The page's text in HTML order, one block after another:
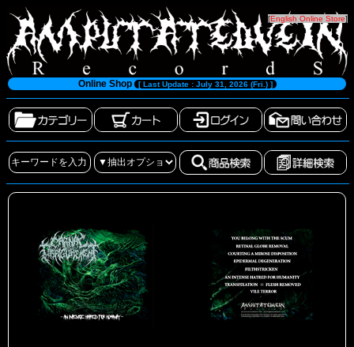
[English Online Store]
Online Shop [ Last Update : July 31, 2026 (Fri.) ]